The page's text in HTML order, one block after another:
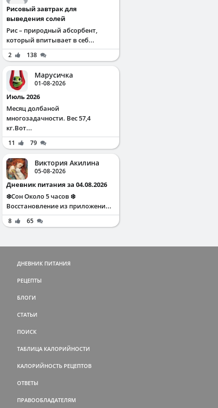
Рисовый завтрак для
выведения солей
Рис – природный абсорбент,
который впитывает в себ...
2 138
Марусичка
01-08-2026
Июль 2026
Месяц долбаной
многозадачности. Вес 57,4
кг.Вот...
11 79
Виктория Акилина
05-08-2026
Дневник питания за 04.08.2026
❄️Сон Около 5 часов ❄️
Восстановление из приложени...
8 65
ДНЕВНИК ПИТАНИЯ
РЕЦЕПТЫ
БЛОГИ
СТАТЬИ
ПОИСК
ТАБЛИЦА КАЛОРИЙНОСТИ
КАЛОРИЙНОСТЬ РЕЦЕПТОВ
ОТВЕТЫ
ПРАВООБЛАДАТЕЛЯМ